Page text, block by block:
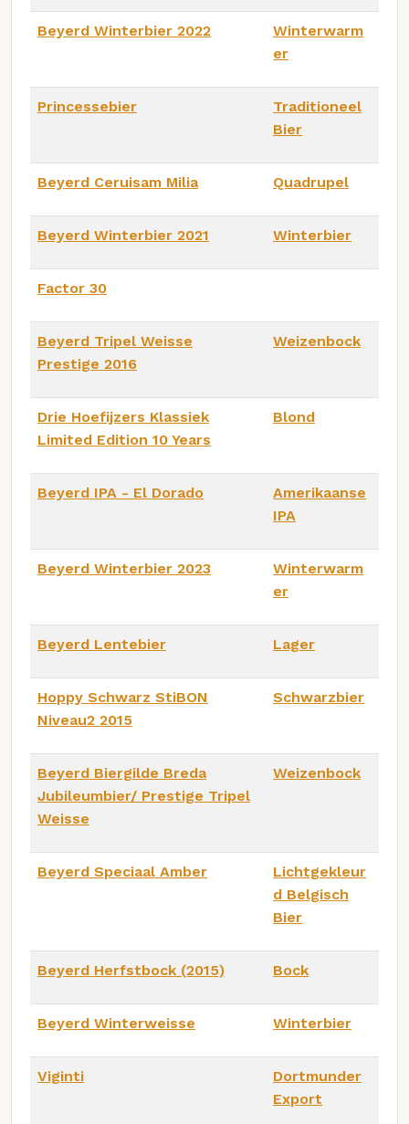
Beyerd Winterbier 2022
Winterwarm
er
Princessebier
Traditioneel
Bier
Beyerd Ceruisam Milia Quadrupel
Beyerd Winterbier 2021 Winterbier
Factor 30
Beyerd Tripel Weisse
Prestige 2016
Weizenbock
Drie Hoefijzers Klassiek
Limited Edition 10 Years
Blond
Beyerd IPA - El Dorado
Amerikaanse
IPA
Beyerd Winterbier 2023
Winterwarm
er
Beyerd Lentebier Lager
Hoppy Schwarz StiBON
Niveau2 2015
Schwarzbier
Beyerd Biergilde Breda
Jubileumbier/ Prestige Tripel
Weisse
Weizenbock
Beyerd Speciaal Amber
Lichtgekleur
d Belgisch
Bier
Beyerd Herfstbock (2015) Bock
Beyerd Winterweisse Winterbier
Viginti
Dortmunder
Export